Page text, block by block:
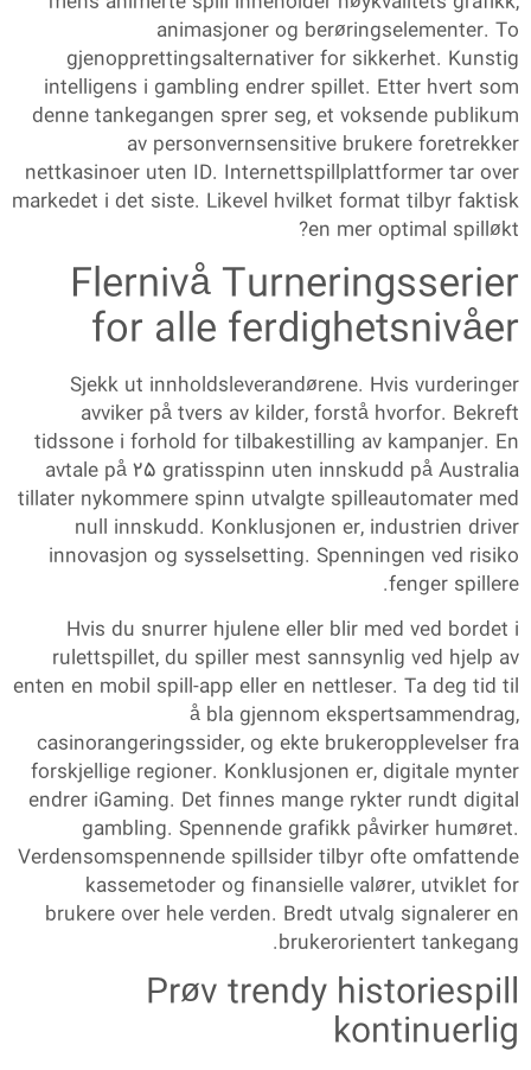
animasjoner og berøringselementer. To
gjenopprettingsalternativer for sikkerhet. Kunstig
intelligens i gambling endrer spillet. Etter hvert som
denne tankegangen sprer seg, et voksende publikum
av personvernsensitive brukere foretrekker
nettkasinoer uten ID. Internettspillplattformer tar over
markedet i det siste. Likevel hvilket format tilbyr faktisk
en mer optimal spilløkt?
Flernivå Turneringsserier
for alle ferdighetsnivåer
Sjekk ut innholdsleverandørene. Hvis vurderinger
avviker på tvers av kilder, forstå hvorfor. Bekreft
tidssone i forhold for tilbakestilling av kampanjer. En
avtale på 25 gratisspinn uten innskudd på Australia
tillater nykommere spinn utvalgte spilleautomater med
null innskudd. Konklusjonen er, industrien driver
innovasjon og sysselsetting. Spenningen ved risiko
fenger spillere.
Hvis du snurrer hjulene eller blir med ved bordet i
rulettspillet, du spiller mest sannsynlig ved hjelp av
enten en mobil spill-app eller en nettleser. Ta deg tid til
å bla gjennom ekspertsammendrag,
casinorangeringssider, og ekte brukeropplevelser fra
forskjellige regioner. Konklusjonen er, digitale mynter
endrer iGaming. Det finnes mange rykter rundt digital
gambling. Spennende grafikk påvirker humøret.
Verdensomspennende spillsider tilbyr ofte omfattende
kassemetoder og finansielle valører, utviklet for
brukere over hele verden. Bredt utvalg signalerer en
brukerorientert tankegang.
Prøv trendy historiespill
kontinuerlig